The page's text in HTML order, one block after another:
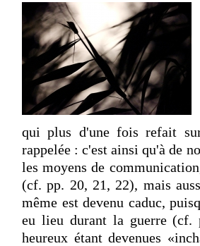
qui plus d'une fois refait
rappelée : c'est ainsi qu'à de
les moyens de
(cf. pp. 20, 21, 22), mais
même est devenu caduc,
eu lieu durant la guerre (cf.
heureux étant devenues